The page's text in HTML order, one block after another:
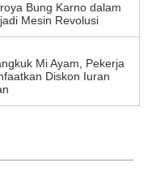
Bung Karno dalam
Mesin Revolusi
Mi Ayam, Pekerja
Diskon Iuran